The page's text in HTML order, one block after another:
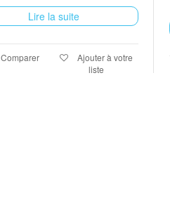
Lire la suite
Comparer
Ajouter à votre
liste